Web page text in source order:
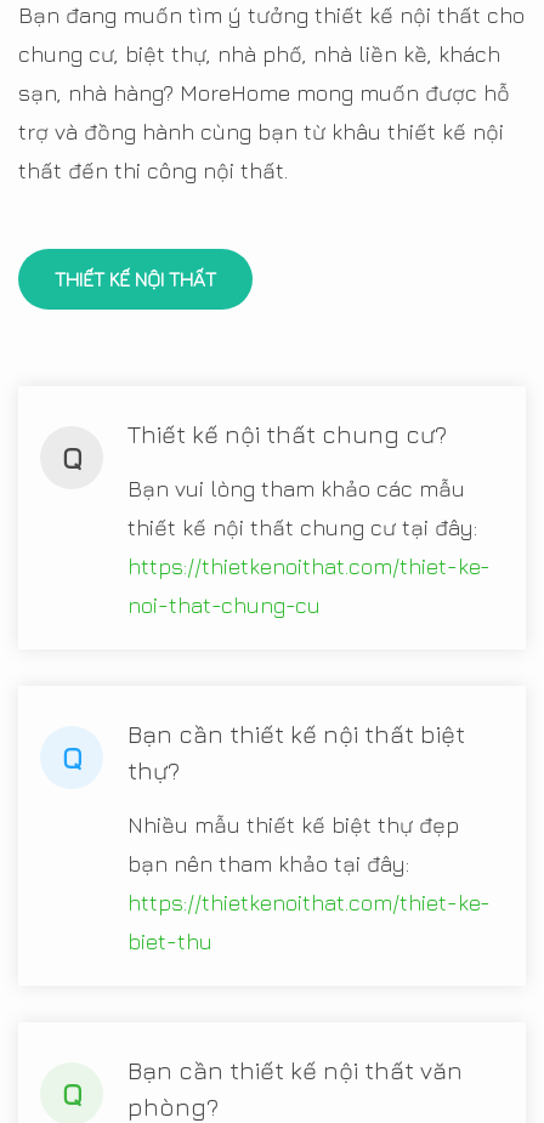
Bạn đang muốn tìm ý tưởng thiết kế nội thất cho
chung cư, biệt thự, nhà phố, nhà liền kề, khách
sạn, nhà hàng? MoreHome mong muốn được hỗ
trợ và đồng hành cùng bạn từ khâu thiết kế nội
thất đến thi công nội thất.
THIẾT KẾ NỘI THẤT
Q
Thiết kế nội thất chung cư?
Bạn vui lòng tham khảo các mẫu
thiết kế nội thất chung cư tại đây:
https://thietkenoithat.com/thiet-ke-
noi-that-chung-cu
Q
Bạn cần thiết kế nội thất biệt
thự?
Nhiều mẫu thiết kế biệt thự đẹp
bạn nên tham khảo tại đây:
https://thietkenoithat.com/thiet-ke-
biet-thu
Q
Bạn cần thiết kế nội thất văn
phòng?